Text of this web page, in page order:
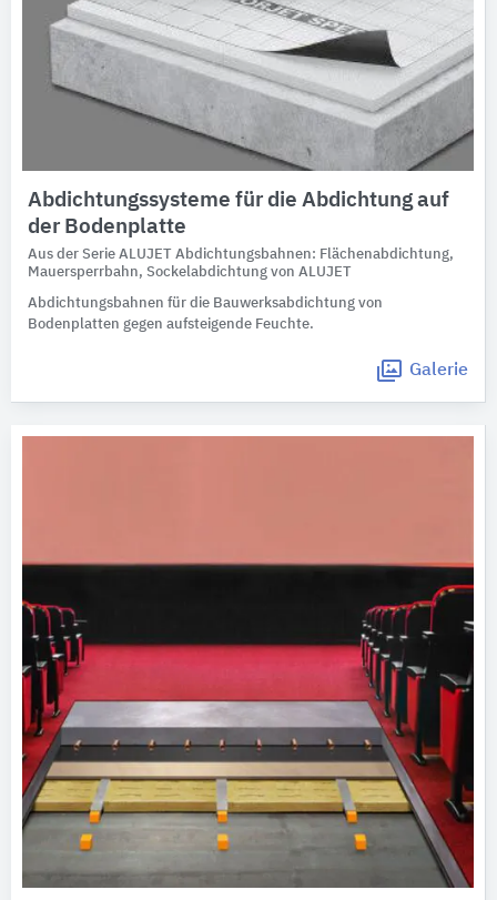
Abdichtungssysteme für die Abdichtung auf
der Bodenplatte
Aus der Serie ALUJET Abdichtungsbahnen: Flächenabdichtung,
Mauersperrbahn, Sockelabdichtung von ALUJET
Abdichtungsbahnen für die Bauwerksabdichtung von
Bodenplatten gegen aufsteigende Feuchte.
Galerie